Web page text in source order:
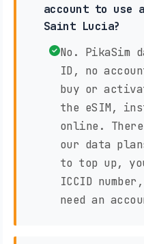
account to use
Saint Lucia?
No. PikaSim
ID, no
buy or
the eSIM,
online.
our data
to top up,
ICCID
need an